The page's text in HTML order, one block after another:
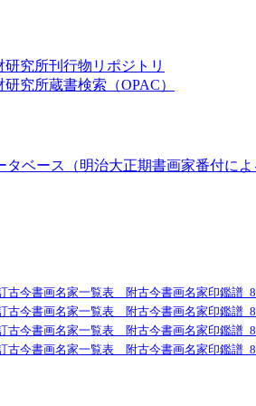
研究所刊行物リポジトリ
究所蔵書検索（OPAC）
タベース（明治大正期書画家番付によ
古今書画名家一覧表 附古今書画名家印鑑譜
古今書画名家一覧表 附古今書画名家印鑑譜
古今書画名家一覧表 附古今書画名家印鑑譜
古今書画名家一覧表 附古今書画名家印鑑譜